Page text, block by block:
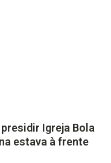
Igreja Bola
estava à frente